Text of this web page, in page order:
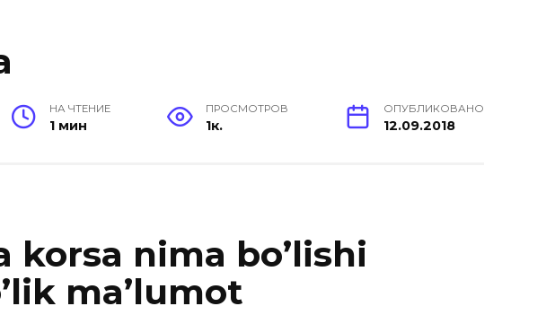
НА ЧТЕНИЕ
1 мин
ПРОСМОТРОВ
1к.
ОПУБЛИКОВАНО
12.09.2018
korsa nima bo’lishi
ma’lumot